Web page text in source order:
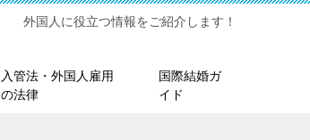
外国人に役立つ情報をご紹介します！
入管法・外国人雇用
の法律
国際結婚ガ
イド